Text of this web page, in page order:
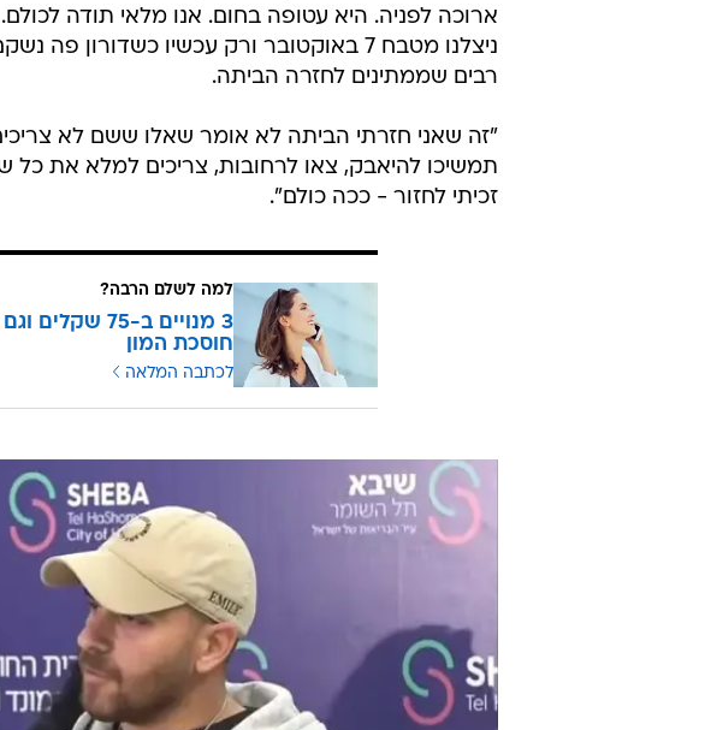
ארוכה לפניה. היא עטופה בחום. אנו מלאי תודה
ניצלנו מטבח 7 באוקטובר ורק עכשיו
רבים שממתינים לחזרה הביתה.
"זה שאני חזרתי הביתה לא אומר שאלו ששם לא
תמשיכו להיאבק, צאו לרחובות, צריכים למלא את כל
זכיתי לחזור - ככה כולם".
למה לשלם הרבה?
3 מנויים ב-75
חוסכת המון
לכתבה המלאה